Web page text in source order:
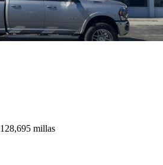
128,695 millas